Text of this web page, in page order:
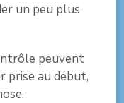
un peu plus
peuvent
prise au début,